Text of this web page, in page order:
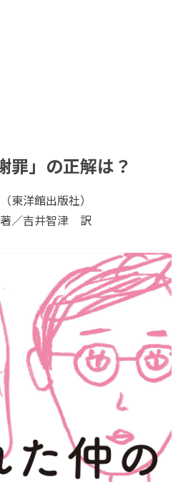
罪」の正解は？
（東洋館出版社）
／吉井智津 訳